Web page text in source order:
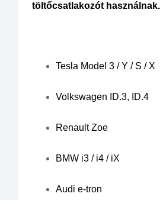
töltőcsatlakozót használnak.
Tesla Model 3 / Y / S / X
Volkswagen ID.3, ID.4
Renault Zoe
BMW i3 / i4 / iX
Audi e-tron